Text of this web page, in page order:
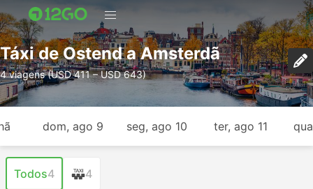
Táxi de Ostend a Amsterdã
4 viagens (USD 411 – USD 643)
dom, ago 9 seg, ago 10 ter, ago 11
Todos4 4